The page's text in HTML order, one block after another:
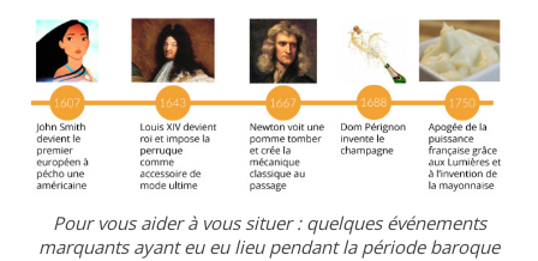
Pour vous aider à vous situer : quelques événements
marquants ayant eu eu lieu pendant la période baroque